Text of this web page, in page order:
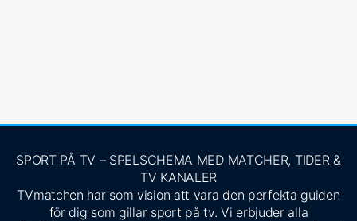
SPORT PÅ TV – SPELSCHEMA MED MATCHER, TIDER &
TV KANALER
TVmatchen har som vision att vara den perfekta guiden
för dig som gillar sport på tv. Vi erbjuder alla